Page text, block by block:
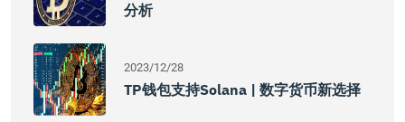
分析
2023/12/28
TP钱包支持solana | 数字货币新选择